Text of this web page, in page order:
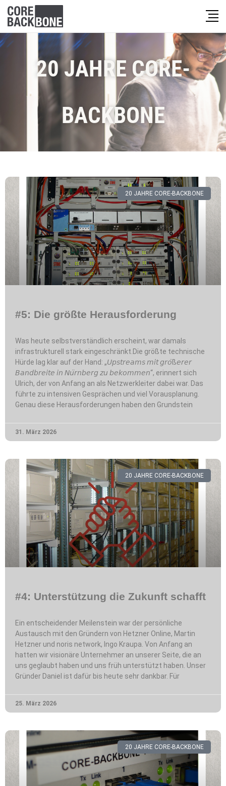
20 JAHRE CORE-
BACKBONE
20 JAHRE CORE-BACKBONE
#5: Die größte Herausforderung
Was heute selbstverständlich erscheint, war damals
infrastrukturell stark eingeschränkt.Die größte technische
Hürde lag klar auf der Hand: „𝘜𝘱𝘴𝘵𝘳𝘦𝘢𝘮𝘴 𝘮𝘪𝘵 𝘨𝘳𝘰̈ß𝘦𝘳𝘦𝘳
𝘉𝘢𝘯𝘥𝘣𝘳𝘦𝘪𝘵𝘦 𝘪𝘯 𝘕𝘶̈𝘳𝘯𝘣𝘦𝘳𝘨 𝘻𝘶 𝘣𝘦𝘬𝘰𝘮𝘮𝘦𝘯“, erinnert sich
Ulrich, der von Anfang an als Netzwerkleiter dabei war. Das
führte zu intensiven Gesprächen und viel Vorausplanung.
Genau diese Herausforderungen haben den Grundstein
31. März 2026
20 JAHRE CORE-BACKBONE
#4: Unterstützung die Zukunft schafft
Ein entscheidender Meilenstein war der persönliche
Austausch mit den Gründern von Hetzner Online, Martin
Hetzner und noris network, Ingo Kraupa. Von Anfang an
hatten wir visionäre Unternehmer an unserer Seite, die an
uns geglaubt haben und uns früh unterstützt haben. Unser
Gründer Daniel ist dafür bis heute sehr dankbar. Für
25. März 2026
20 JAHRE CORE-BACKBONE